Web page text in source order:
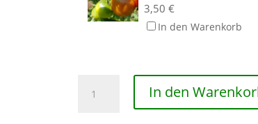
3,50€
In den Warenkorb
Menge
In den